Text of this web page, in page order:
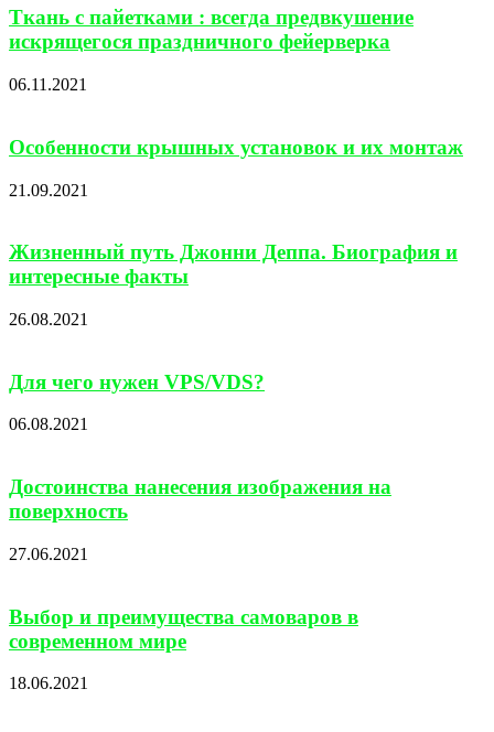
Ткань с пайетками : всегда предвкушение
искрящегося праздничного фейерверка
06.11.2021
Особенности крышных установок и их монтаж
21.09.2021
Жизненный путь Джонни Деппа. Биография и
интересные факты
26.08.2021
Для чего нужен VPS/VDS?
06.08.2021
Достоинства нанесения изображения на
поверхность
27.06.2021
Выбор и преимущества самоваров в
современном мире
18.06.2021